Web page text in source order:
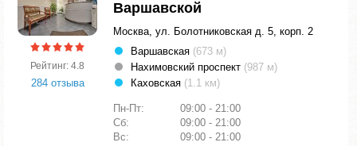
Рейтинг: 4.8
284 отзыва
Варшавской
Москва, ул. Болотниковская д. 5, корп. 2
Варшавская (673 м)
Нахимовский проспект (987 м)
Каховская (1.1 км)
Пн-Пт:
09:00 - 21:00
Сб:
09:00 - 21:00
Вс:
09:00 - 21:00